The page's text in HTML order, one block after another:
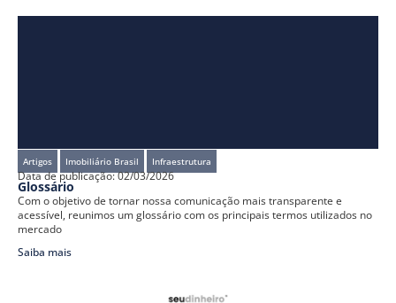
Artigos Imobiliário Brasil Infraestrutura
Data de publicação:02/03/2026
Glossário
Com o objetivo de tornar nossa comunicação mais transparente e
acessível, reunimos um glossário com os principais termos utilizados no
mercado
Saiba mais